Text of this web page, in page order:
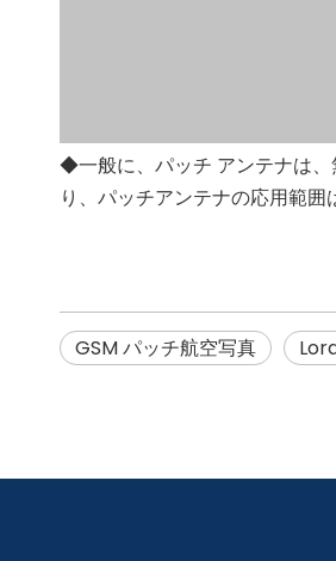
◆一般に、パッチ アンテナは、
り、パッチアンテナの応用範
GSM パッチ航空写真